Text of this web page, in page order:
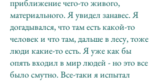
приближение чего-то живого,
материального. Я увидел занавес. Я
догадывался, что там есть какой-то
человек и что там, дальше в лесу, тоже
люди какие-то есть. Я уже как бы
опять входил в мир людей - но это все
было смутно. Все-таки я испытал